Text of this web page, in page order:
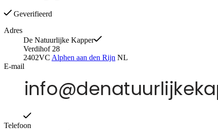
Geverifieerd
Adres
De Natuurlijke Kapper
Verdihof 28
2402VC Alphen aan den Rijn NL
E-mail
Telefoon